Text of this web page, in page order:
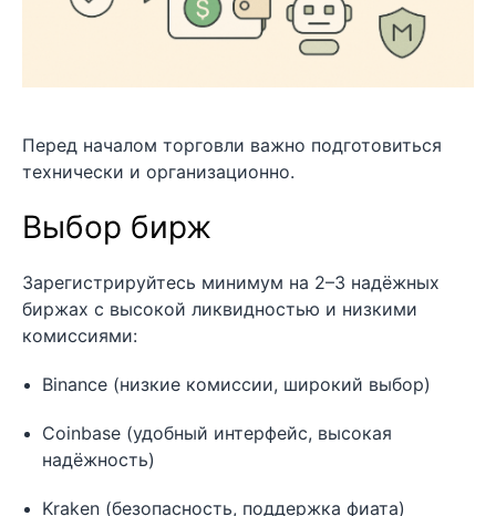
Перед началом торговли важно подготовиться
технически и организационно.
Выбор бирж
Зарегистрируйтесь минимум на 2–3 надёжных
биржах с высокой ликвидностью и низкими
комиссиями:
Binance (низкие комиссии, широкий выбор)
Coinbase (удобный интерфейс, высокая
надёжность)
Kraken (безопасность, поддержка фиата)